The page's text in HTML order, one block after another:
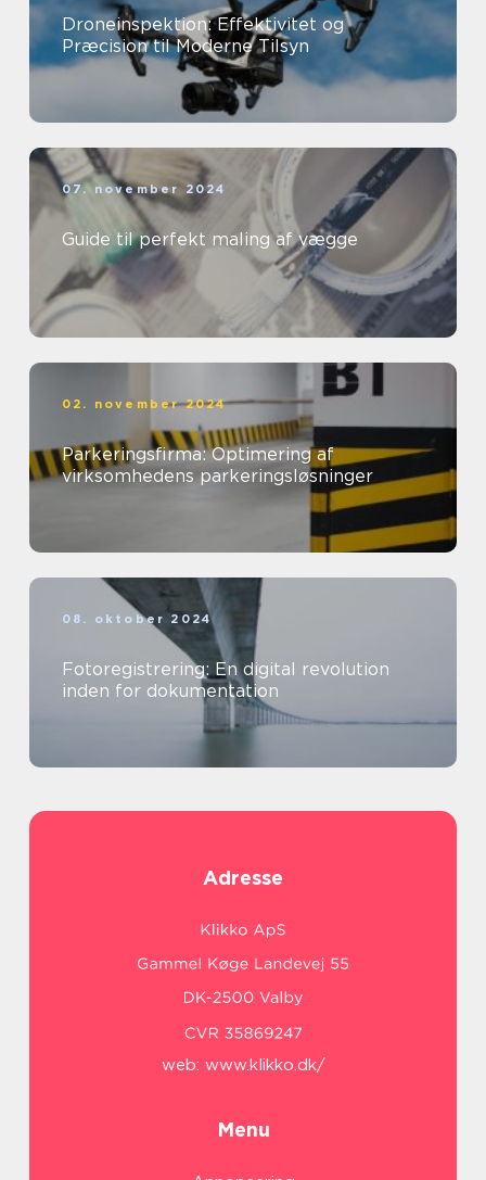
Droneinspektion: Effektivitet og
Præcision til Moderne Tilsyn
07. november 2024
Guide til perfekt maling af vægge
02. november 2024
Parkeringsfirma: Optimering af
virksomhedens parkeringsløsninger
08. oktober 2024
Fotoregistrering: En digital revolution
inden for dokumentation
Adresse
web: www.klikko.dk/
Menu